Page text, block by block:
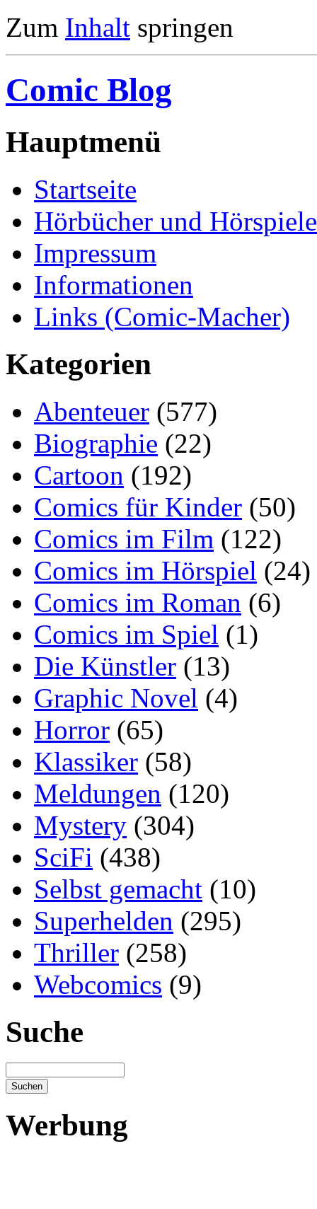
Zum Inhalt springen
Comic Blog
Hauptmenü
Startseite
Hörbücher und Hörspiele
Impressum
Informationen
Links (Comic-Macher)
Kategorien
Abenteuer (577)
Biographie (22)
Cartoon (192)
Comics für Kinder (50)
Comics im Film (122)
Comics im Hörspiel (24)
Comics im Roman (6)
Comics im Spiel (1)
Die Künstler (13)
Graphic Novel (4)
Horror (65)
Klassiker (58)
Meldungen (120)
Mystery (304)
SciFi (438)
Selbst gemacht (10)
Superhelden (295)
Thriller (258)
Webcomics (9)
Suche
Werbung